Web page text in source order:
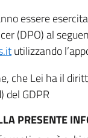
essere
(DPO) al
utilizzando
che Lei ha il
del GDPR
PRESENTE